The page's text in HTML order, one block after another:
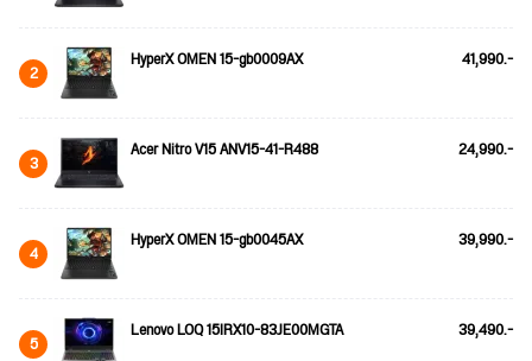
2 HyperX OMEN 15-gb0009AX 41,990.-
3 Acer Nitro V15 ANV15-41-R488 24,990.-
4 HyperX OMEN 15-gb0045AX 39,990.-
5 Lenovo LOQ 15IRX10-83JE00MGTA 39,490.-